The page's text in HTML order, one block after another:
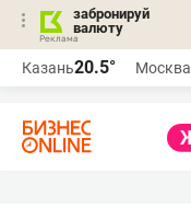
забронируй
валюту
Казань20.5° Москва